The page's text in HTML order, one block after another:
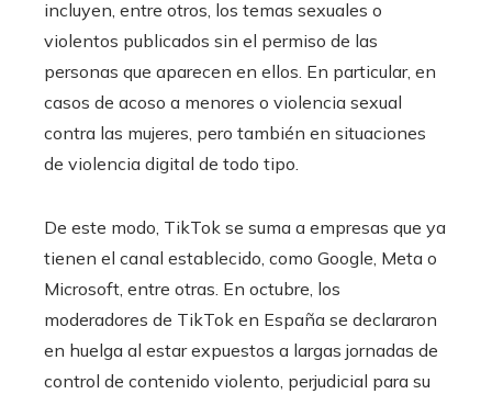
incluyen, entre otros, los temas sexuales o
violentos publicados sin el permiso de las
personas que aparecen en ellos. En particular, en
casos de acoso a menores o violencia sexual
contra las mujeres, pero también en situaciones
de violencia digital de todo tipo.
De este modo, TikTok se suma a empresas que ya
tienen el canal establecido, como Google, Meta o
Microsoft, entre otras. En octubre, los
moderadores de TikTok en España se declararon
en huelga al estar expuestos a largas jornadas de
control de contenido violento, perjudicial para su